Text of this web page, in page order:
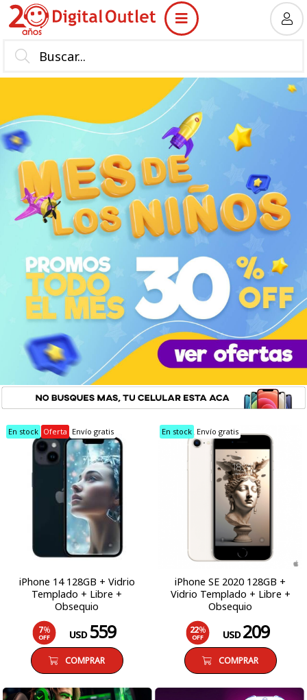
MI COMPRA
En stock Oferta Envío gratis
iPhone 14 128GB + Vidrio
Templado + Libre +
Obsequio
7%
OFF USD 559
COMPRAR
En stock Envío gratis
iPhone SE 2020 128GB +
Vidrio Templado + Libre +
Obsequio
22%
OFF USD 209
COMPRAR